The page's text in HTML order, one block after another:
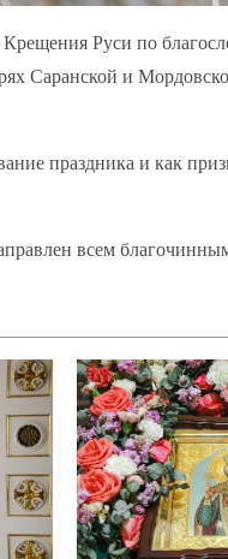
Руси по
Саранской и
праздника и как
всем